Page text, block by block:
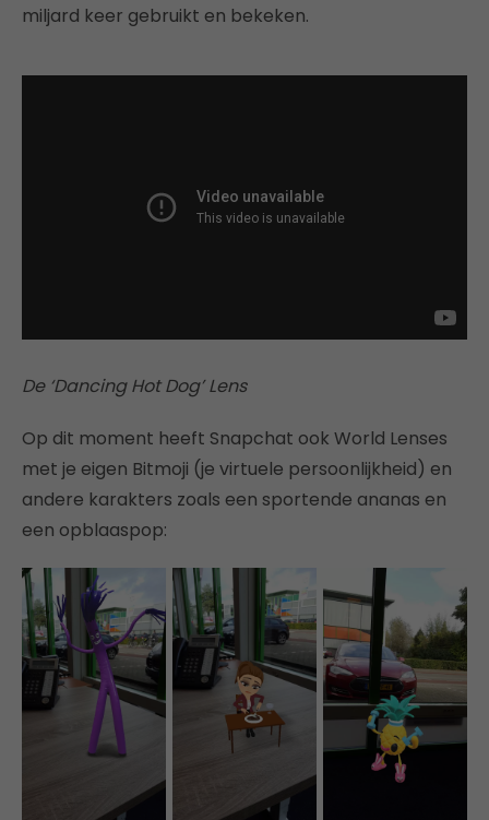
miljard keer gebruikt en bekeken.
De ‘Dancing Hot Dog’ Lens
Op dit moment heeft Snapchat ook World Lenses
met je eigen Bitmoji (je virtuele persoonlijkheid) en
andere karakters zoals een sportende ananas en
een opblaaspop: